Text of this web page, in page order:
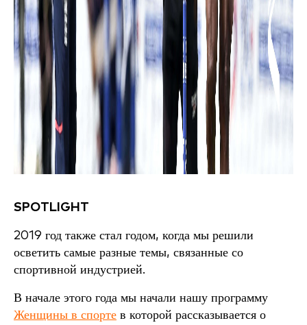
SPOTLIGHT
2019 год также стал годом, когда мы решили
осветить самые разные темы, связанные со
спортивной индустрией.
В начале этого года мы начали нашу программу
Женщины в спорте в которой рассказывается о